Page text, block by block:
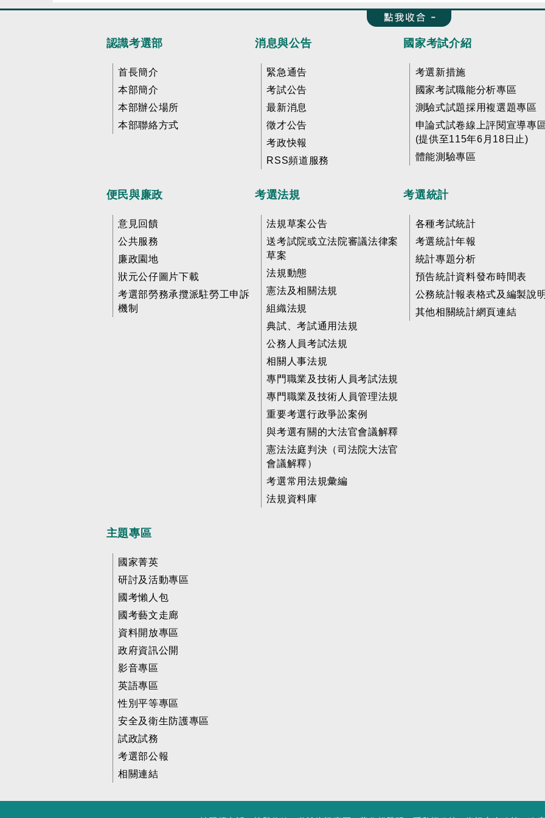
收合 FatFooter
認識考選部
首長簡介
本部簡介
本部辦公場所
本部聯絡方式
消息與公告
緊急通告
考試公告
最新消息
徵才公告
考政快報
RSS頻道服務
國家考試介紹
考選新措施
國家考試職能分析專區
測驗式試題採用複選題專區
申論式試卷線上評閱宣導專
(提供至115年6月18日止)
體能測驗專區
便民與廉政
意見回饋
公共服務
廉政園地
狀元公仔圖片下載
考選部勞務承攬派駐勞工申訴
機制
考選法規
法規草案公告
送考試院或立法院審議法律案
草案
法規動態
憲法及相關法規
組織法規
典試、考試通用法規
公務人員考試法規
相關人事法規
專門職業及技術人員考試法規
專門職業及技術人員管理法規
重要考選行政爭訟案例
與考選有關的大法官會議解釋
憲法法庭判決（司法院大法官
會議解釋）
考選常用法規彙編
法規資料庫
考選統計
各種考試統計
考選統計年報
統計專題分析
預告統計資料發布時間表
公務統計報表格式及編製說
其他相關統計網頁連結
主題專區
國家菁英
研討及活動專區
國考懶人包
國考藝文走廊
資料開放專區
政府資訊公開
影音專區
英語專區
性別平等專區
安全及衛生防護專區
試政試務
考選部公報
相關連結